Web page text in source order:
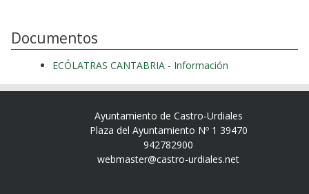
Documentos
ECÓLATRAS CANTABRIA - Información
Ayuntamiento de Castro-Urdiales
Plaza del Ayuntamiento Nº 1 39470
942782900
webmaster@castro-urdiales.net